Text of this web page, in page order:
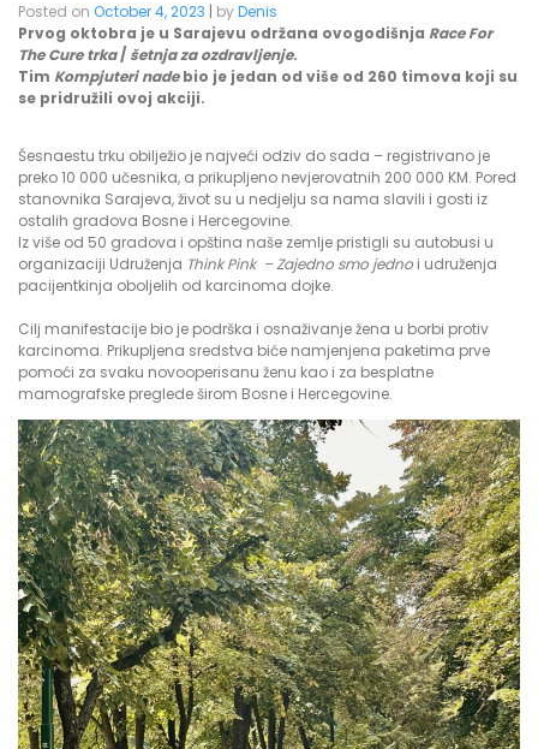
Posted on October 4, 2023 | byDenis
Prvog oktobra je u Sarajevu održana ovogodišnja Race For
The Cure trka/ šetnja za ozdravljenje.
Tim Kompjuteri nadebio je jedan od više od 260 timova koji su
se pridružili ovoj akciji.
Šesnaestu trku obilježio je najveći odziv do sada – registrivano je
preko 10 000 učesnika, a prikupljeno nevjerovatnih 200 000 KM. Pored
stanovnika Sarajeva, život su u nedjelju sa nama slavili i gosti iz
ostalih gradova Bosne i Hercegovine.
Iz više od 50 gradova i opština naše zemlje pristigli su autobusi u
organizaciji Udruženja Think Pink – Zajedno smo jedno i udruženja
pacijentkinja oboljelih od karcinoma dojke.
Cilj manifestacije bio je podrška i osnaživanje žena u borbi protiv
karcinoma. Prikupljena sredstva biće namjenjena paketima prve
pomoći za svaku novooperisanu ženu kao i za besplatne
mamografske preglede širom Bosne i Hercegovine.